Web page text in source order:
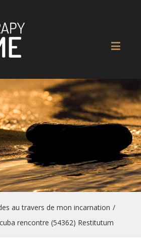
au travers de mon incarnation /
rencontre (54362) Restitutum